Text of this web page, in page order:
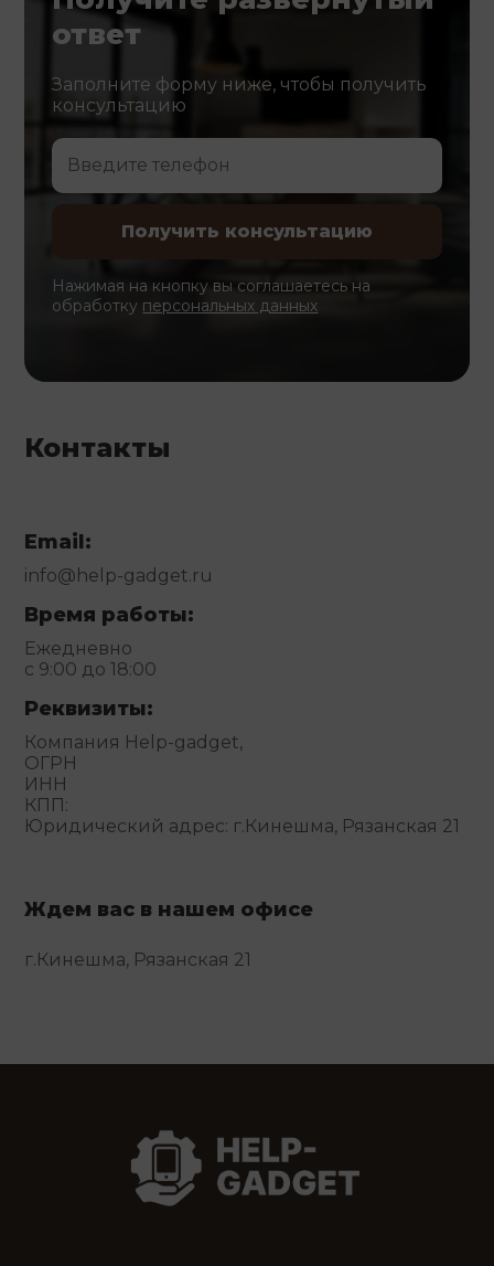
ответ
Заполните форму ниже, чтобы получить
консультацию
Нажимая на кнопку вы соглашаетесь на
обработку персональных данных
Контакты
Email:
info@help-gadget.ru
Время работы:
Ежедневно
с 9:00 до 18:00
Реквизиты:
Компания Help-gadget,
ОГРН
ИНН
КПП:
Юридический адрес: г.Кинешма, Рязанская 21
Ждем вас в нашем офисе
г.Кинешма, Рязанская 21